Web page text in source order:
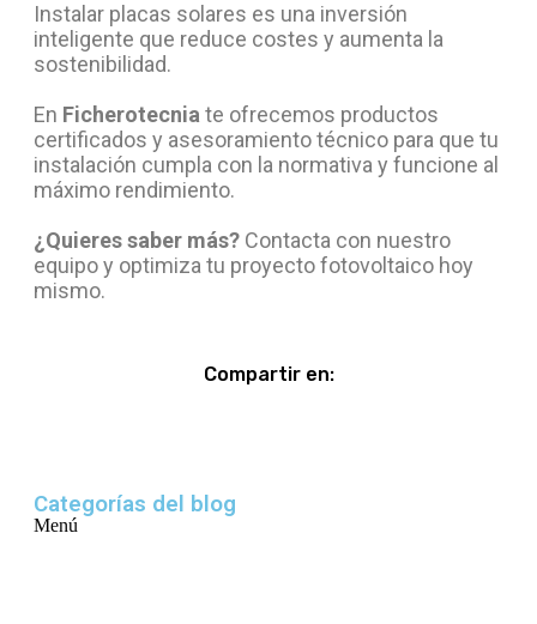
Instalar placas solares es una inversión
inteligente que reduce costes y aumenta la
sostenibilidad.
En Ficherotecniate ofrecemos productos
certificados y asesoramiento técnico para que tu
instalación cumpla con la normativa y funcione al
máximo rendimiento.
¿Quieres saber más? Contacta con nuestro
equipo y optimiza tu proyecto fotovoltaico hoy
mismo.
Compartir en:
Categorías del blog
Menú